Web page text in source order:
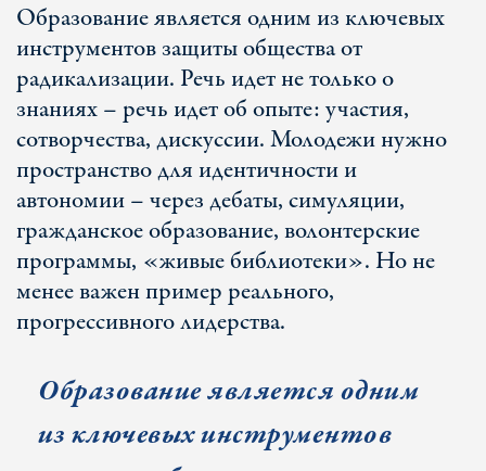
Образование является одним из ключевых
инструментов защиты общества от
радикализации. Речь идет не только о
знаниях – речь идет об опыте: участия,
сотворчества, дискуссии. Молодежи нужно
пространство для идентичности и
автономии – через дебаты, симуляции,
гражданское образование, волонтерские
программы, «живые библиотеки». Но не
менее важен пример реального,
прогрессивного лидерства.
Образование является одним
из ключевых инструментов